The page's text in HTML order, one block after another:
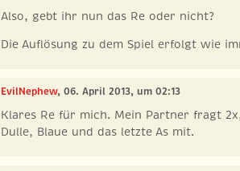
Also, gebt ihr nun das Re oder nicht?
Die Auflösung zu dem Spiel erfolgt wie
EvilNephew, 06. April 2013, um 02:13
Klares Re für mich. Mein Partner fragt
Dulle, Blaue und das letzte As mit.